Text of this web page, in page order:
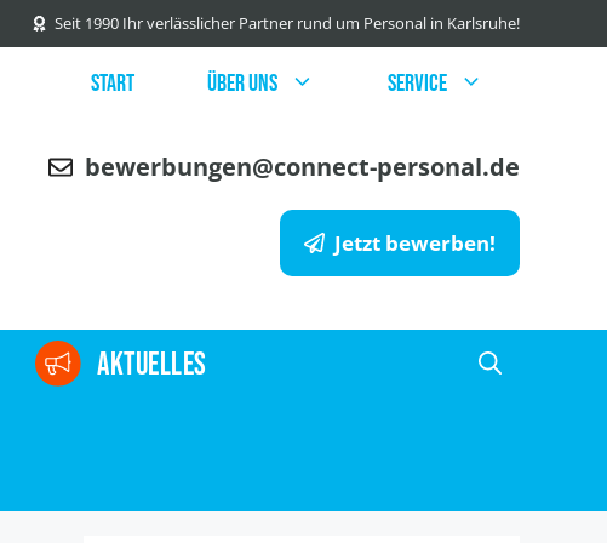
Seit 1990 Ihr verlässlicher Partner rund um Personal in Karlsruhe!
Start Über uns Service
bewerbungen@connect-personal.de
Jetzt bewerben!
AKTUELLES